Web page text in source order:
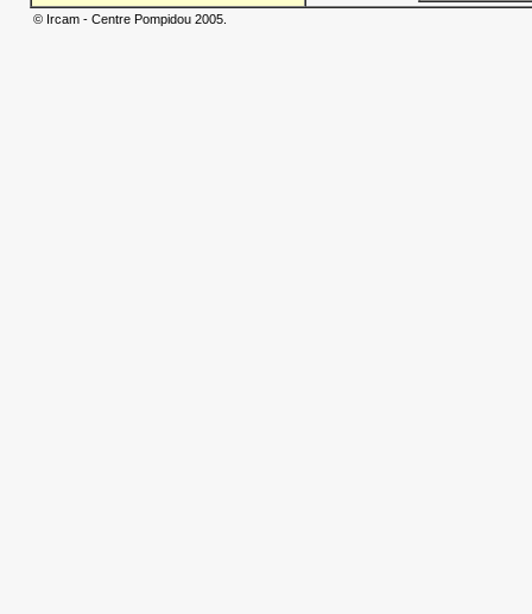
© Ircam - Centre Pompidou 2005.